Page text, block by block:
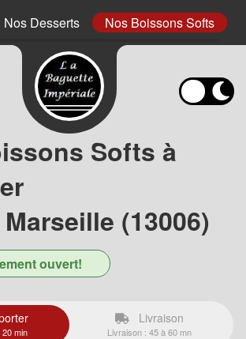
Nos Desserts Nos Boissons Softs
Softs à
(13006)
ouvert!
20 min
Livraison
Livraison : 45 à 60 mn